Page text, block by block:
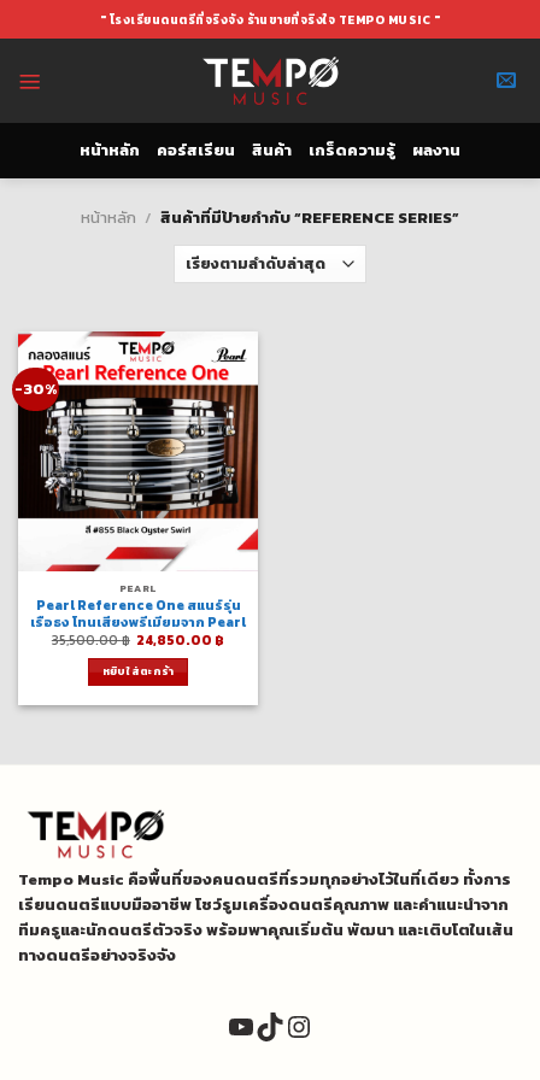
to
" โรงเรียนดนตรีที่จริงจัง ร้านขายที่จริงใจ TEMPO MUSIC "
หน้าหลัก คอร์สเรียน สินค้า เกร็ดความรู้ ผลงาน
หน้าหลัก / สินค้าที่มีป้ายกำกับ “REFERENCE SERIES”
-30%
PEARL
Pearl Reference One สแนร์รุ่น
เรือธง โทนเสียงพรีเมียมจาก Pearl
35,500.00฿ Original
price
was:
35,500.00 ฿.
24,850.00 ฿
หยิบใส่ตะกร้า
Tempo Music คือพื้นที่ของคนดนตรีที่รวมทุกอย่างไว้ในที่เดียว ทั้งการ
เรียนดนตรีแบบมืออาชีพ โชว์รูมเครื่องดนตรีคุณภาพ และคำแนะนำจาก
ทีมครูและนักดนตรีตัวจริง พร้อมพาคุณเริ่มต้น พัฒนา และเติบโตในเส้น
ทางดนตรีอย่างจริงจัง
YouTube
TikTok
Instagram